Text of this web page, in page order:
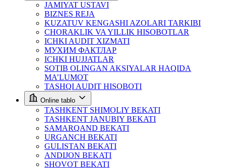
JAMIYAT USTAVI
BIZNES REJA
KUZATUV KENGASHI AZOLARI TARKIBI
CHORAKLIK VA YILLIK HISOBOTLAR
ICHKI AUDIT XIZMATI
МУХИМ ФАКТЛАР
ICHKI HUJJATLAR
SOTIB OLINGAN AKSIYALAR HAQIDA
MA’LUMOT
TASHQI AUDIT HISOBOTI
Online tablo
TASHKENT SHIMOLIY BEKATI
TASHKENT JANUBIY BEKATI
SAMARQAND BEKATI
URGANCH BEKATI
GULISTAN BEKATI
ANDIJON BEKATI
SHOVOT BEKATI